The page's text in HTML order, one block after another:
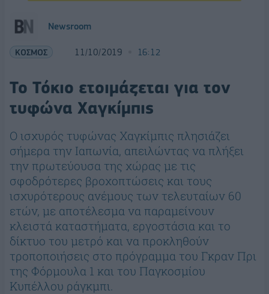
Newsroom
ΚΟΣΜΟΣ 11/10/2019 16:12
Το Τόκιο ετοιμάζεται για τον
τυφώνα Χαγκίμπις
Ο ισχυρός τυφώνας Χαγκίμπις πλησιάζει
σήμερα την Ιαπωνία, απειλώντας να πλήξει
την πρωτεύουσα της χώρας με τις
σφοδρότερες βροχοπτώσεις και τους
ισχυρότερους ανέμους των τελευταίων 60
ετών, με αποτέλεσμα να παραμείνουν
κλειστά καταστήματα, εργοστάσια και το
δίκτυο του μετρό και να προκληθούν
τροποποιήσεις στο πρόγραμμα του Γκραν Πρι
της Φόρμουλα 1 και του Παγκοσμίου
Κυπέλλου ράγκμπι.